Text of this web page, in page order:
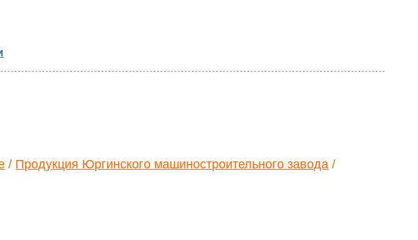
/ Продукция Юргинского машиностроительного завода /